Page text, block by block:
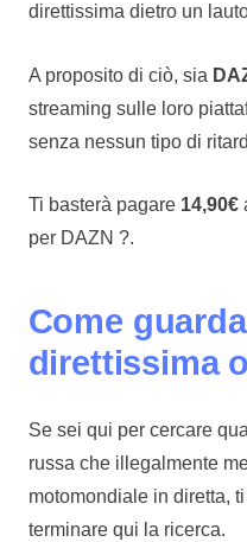
direttissima dietro un
A proposito di ciò, sia
streaming sulle loro
senza nessun tipo di
Ti basterà pagare 14,90€
per DAZN ?.
Come
direttissima
Se sei qui per cercare
russa che illegalmente
motomondiale in diretta,
terminare qui la ricerca.